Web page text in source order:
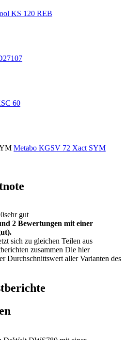
KS 120 REB
60
Metabo KGSV 72 Xact SYM
sehr gut
2 Bewertungen mit einer
sich zu gleichen Teilen aus
zusammen Die hier
Durchschnittswert aller Varianten des